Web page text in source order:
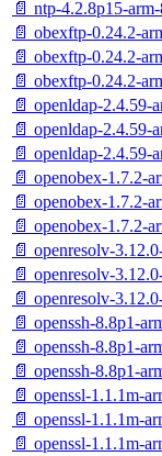
📄 ntp-4.2.8p15-
📄 obexftp-0.24.2-
📄 obexftp-0.24.2-
📄 obexftp-0.24.2-
📄 openldap-2.4.59-
📄 openldap-2.4.59-
📄 openldap-2.4.59-
📄 openobex-1.7.2-
📄 openobex-1.7.2-
📄 openobex-1.7.2-
📄 openresolv-
📄 openresolv-
📄 openresolv-
📄 openssh-8.8p1-
📄 openssh-8.8p1-
📄 openssh-8.8p1-
📄 openssl-1.1.1m-
📄 openssl-1.1.1m-
📄 openssl-1.1.1m-